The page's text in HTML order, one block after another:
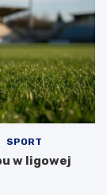
SPORT
w ligowej